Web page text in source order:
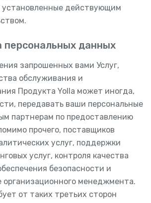
установленные действующим
персональных данных
запрошенных вами Услуг,
обслуживания и
Продукта Yolla может иногда,
передавать ваши персональные
партнерам по предоставлению
прочего, поставщиков
услуг, поддержки
услуг, контроля качества
безопасности и
менеджмента.
от таких третьих сторон